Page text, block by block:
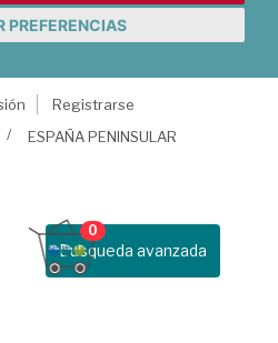
PREFERENCIAS
Registrarse
ESPAÑA PENINSULAR
Busqueda avanzada
0